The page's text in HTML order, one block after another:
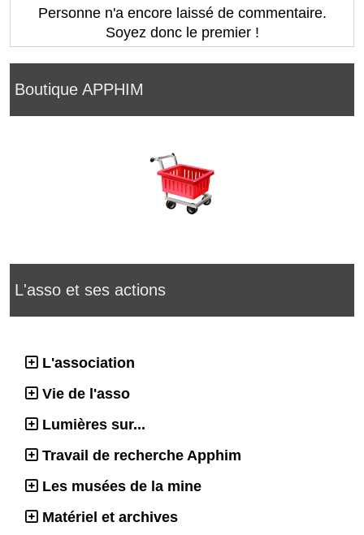
Boutique APPHIM
L'asso et ses actions
L'association
Vie de l'asso
Lumières sur...
Travail de recherche Apphim
Les musées de la mine
Matériel et archives
Personne n'a encore laissé de commentaire.
Soyez donc le premier !